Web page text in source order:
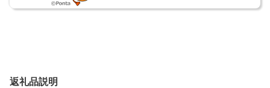
返礼品説明